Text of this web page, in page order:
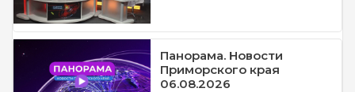
Панорама. Новости
Приморского края
06.08.2026